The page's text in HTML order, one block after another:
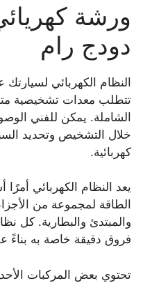
ورشة
دودج رام
النظام الكهربائي
تتطلب معدات تشخيصية
الشاملة. يمكن للفني
خلال التشخيص وتحديد
كهربائية.
يعد النظام الكهربائي
الطاقة لمجموعة من
والمبتدئ والبطارية. كل
فروق دقيقة خاصة به
تحتوي بعض المركبات